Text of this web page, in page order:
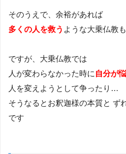
そのうえで、余裕があれば
多くの人を救う ような大乗仏教
ですが、大乗仏教では
人が変わらなかった時に 自分が
人を変えようとして争ったり…
そうなるとお釈迦様の本質と ず
です